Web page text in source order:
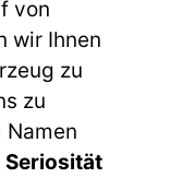
von
wir Ihnen
zu
zu
Namen
Seriosität